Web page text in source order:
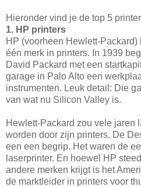
Hieronder vind je de top 5
1. HP printers
HP (voorheen Hewlett-
één merk in printers. In 1939
David Packard met een
garage in Palo Alto een
instrumenten. Leuk detail: Die
van wat nu Silicon Valley is.
Hewlett-Packard zou vele jaren
worden door zijn printers. De
een een begrip. Het waren de
laserprinter. En hoewel HP
andere merken krijgt is het
de marktleider in printers voor